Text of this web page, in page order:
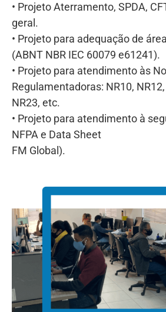
• Projeto Aterramento, SPDA,
geral.
• Projeto para adequação de
(ABNT NBR IEC 60079 e61241).
• Projeto para atendimento às
Regulamentadoras: NR10,
NR23, etc.
• Projeto para atendimento à
NFPA e Data Sheet
FM Global).